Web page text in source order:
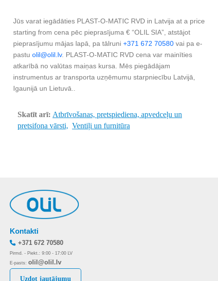
Jūs varat iegādāties PLAST-O-MATIC RVD in Latvija at a price
starting from cena pēc pieprasījuma € “OLIL SIA”, atstājot
pieprasījumu mājas lapā, pa tālruni +371 672 70580 vai pa e-
pastu olil@olil.lv. PLAST-O-MATIC RVD cena var mainīties
atkarībā no valūtas maiņas kursa. Mēs piegādājam
instrumentus ar transporta uzņēmumu starpniecību Latvijā,
Igaunijā un Lietuvā..
Skatīt arī: Atbrīvošanas, pretspiediena, apvedceļu un
pretsifona vārsti, Ventiļi un furnitūra
Kontakti
+371 672 70580
Pirmd. - Piekt.: 9:00 - 17:00 LV
E-pasts: olil@olil.lv
Uzdot jautājumu